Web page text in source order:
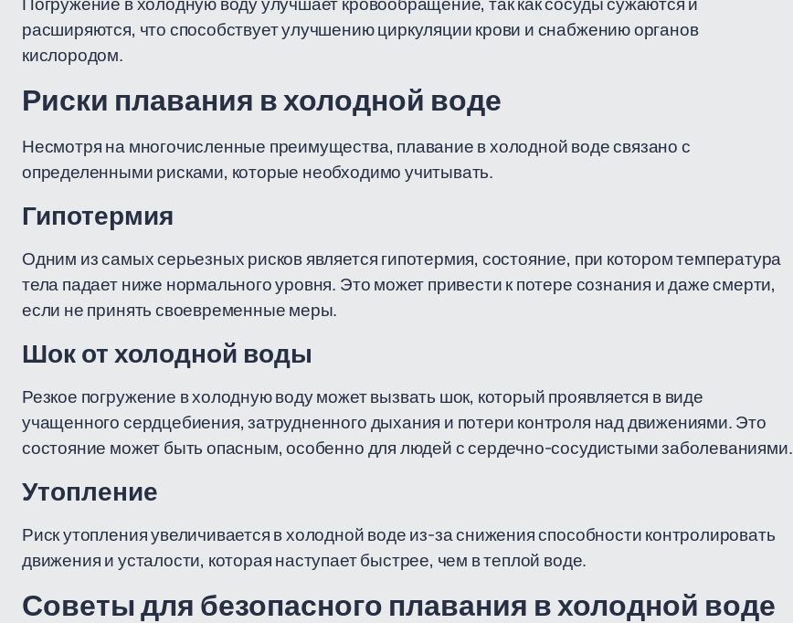
расширяются, что способствует улучшению циркуляции крови и снабжению органов
кислородом.
Риски плавания в холодной воде
Несмотря на многочисленные преимущества, плавание в холодной воде связано с
определенными рисками, которые необходимо учитывать.
Гипотермия
Одним из самых серьезных рисков является гипотермия, состояние, при котором температура
тела падает ниже нормального уровня. Это может привести к потере сознания и даже смерти,
если не принять своевременные меры.
Шок от холодной воды
Резкое погружение в холодную воду может вызвать шок, который проявляется в виде
учащенного сердцебиения, затрудненного дыхания и потери контроля над движениями. Это
состояние может быть опасным, особенно для людей с сердечно-сосудистыми заболеваниями.
Утопление
Риск утопления увеличивается в холодной воде из-за снижения способности контролировать
движения и усталости, которая наступает быстрее, чем в теплой воде.
Советы для безопасного плавания в холодной воде